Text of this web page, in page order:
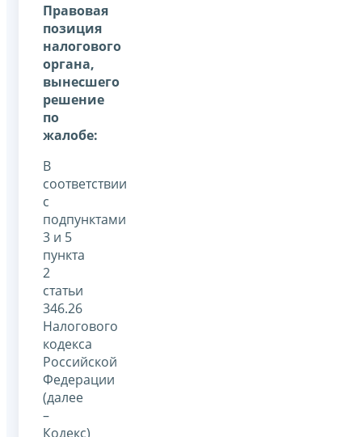
Правовая
позиция
налогового
органа,
вынесшего
решение
по
жалобе:
В
соответствии
с
подпунктами
3 и 5
пункта
2
статьи
346.26
Налогового
кодекса
Российской
Федерации
(далее
–
Кодекс)